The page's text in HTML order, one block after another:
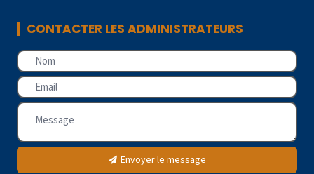
CONTACTER LES ADMINISTRATEURS
Envoyer le message